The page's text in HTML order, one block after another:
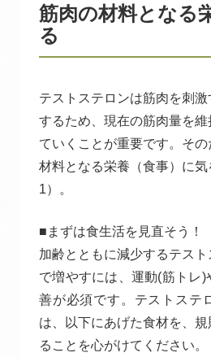
筋肉の材料となる
る
テストステロンは筋肉を刺
するため、現在の筋肉量を
ていくことが重要です。そ
材料となる栄養（食事）に
1）。
■まずは食生活を見直そう！
加齢とともに減少するテス
で増やすには、運動(筋トレ)
善が必須です。テストステ
は、以下にあげた食材を、
ることを心がけてください。